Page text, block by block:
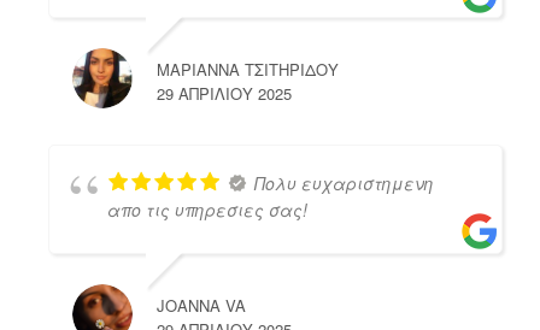
ΜΑΡΙΑΝΝΑ ΤΣΙΤΗΡΙΔΟΥ
29 ΑΠΡΙΛΊΟΥ 2025
Πολυ ευχαριστημενη
απο τις υπηρεσιες σας!
JOANNA VA